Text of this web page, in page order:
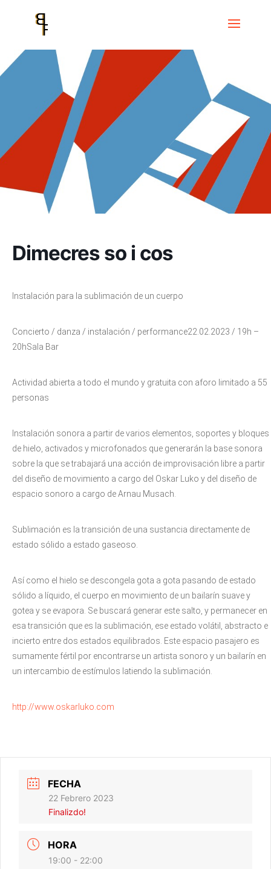
Dimecres so i cos
Instalación para la sublimación de un cuerpo
Concierto / danza / instalación / performance22.02.2023 / 19h –
20hSala Bar
Actividad abierta a todo el mundo y gratuita con aforo limitado a 55
personas
Instalación sonora a partir de varios elementos, soportes y bloques
de hielo, activados y microfonados que generarán la base sonora
sobre la que se trabajará una acción de improvisación libre a partir
del diseño de movimiento a cargo del Oskar Luko y del diseño de
espacio sonoro a cargo de Arnau Musach.
Sublimación es la transición de una sustancia directamente de
estado sólido a estado gaseoso.
Así como el hielo se descongela gota a gota pasando de estado
sólido a líquido, el cuerpo en movimiento de un bailarín suave y
gotea y se evapora. Se buscará generar este salto, y permanecer en
esa transición que es la sublimación, ese estado volátil, abstracto e
incierto entre dos estados equilibrados. Este espacio pasajero es
sumamente fértil por encontrarse un artista sonoro y un bailarín en
un intercambio de estímulos latiendo la sublimación.
http://www.oskarluko.com
FECHA
22 Febrero 2023
Finalizdo!
HORA
19:00 - 22:00